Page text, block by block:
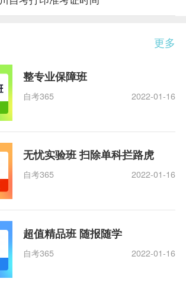
更多
整专业保障班
自考365 2022-01-16
无忧实验班 扫除单科拦路虎
自考365 2022-01-16
超值精品班 随报随学
自考365 2022-01-16